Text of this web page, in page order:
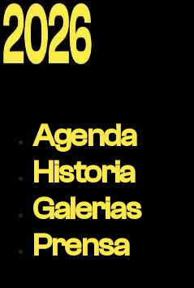
Agenda
Historia
Galerias
Prensa